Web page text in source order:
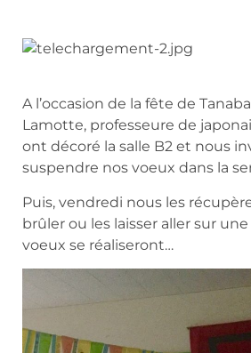
A l’occasion de la fête de
Lamotte, professeure de
ont décoré la salle B2 et nous
suspendre nos voeux dans la
Puis, vendredi nous les
brûler ou les laisser aller sur
voeux se réaliseront…